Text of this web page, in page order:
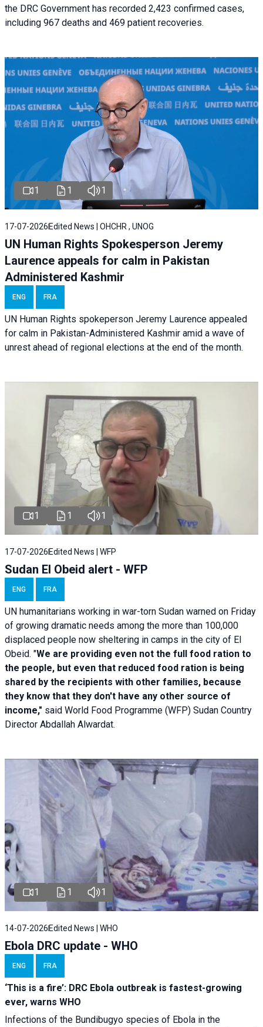
the DRC Government has recorded 2,423 confirmed cases,
including 967 deaths and 469 patient recoveries.
1 1 1
17-07-2026 Edited News | OHCHR , UNOG
UN Human Rights Spokesperson Jeremy
Laurence appeals for calm in Pakistan
Administered Kashmir
ENG FRA
UN Human Rights spokeperson Jeremy Laurence appealed
for calm in Pakistan-Administered Kashmir amid a wave of
unrest ahead of regional elections at the end of the month.
1 1 1
17-07-2026 Edited News | WFP
Sudan El Obeid alert - WFP
ENG FRA
UN humanitarians working in war-torn Sudan warned on Friday
of growing dramatic needs among the more than 100,000
displaced people now sheltering in camps in the city of El
Obeid. "We are providing even not the full food ration to
the people, but even that reduced food ration is being
shared by the recipients with other families, because
they know that they don't have any other source of
income," said World Food Programme (WFP) Sudan Country
Director Abdallah Alwardat.
1 1 1
14-07-2026 Edited News | WHO
Ebola DRC update - WHO
ENG FRA
‘This is a fire’: DRC Ebola outbreak is fastest-growing
ever, warns WHO
Infections of the Bundibugyo species of Ebola in the